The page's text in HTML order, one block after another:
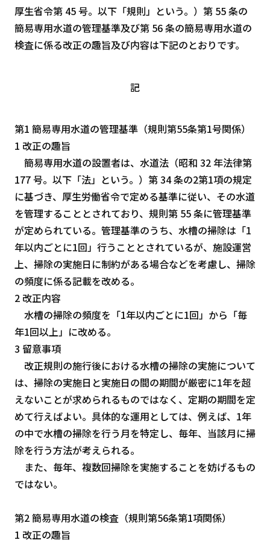
厚生省令第 45 号。以下「規則」という。）第 55 条の
簡易専用水道の管理基準及び第 56 条の簡易専用水道の
検査に係る改正の趣旨及び内容は下記のとおりです。
記
第1 簡易専用水道の管理基準（規則第55条第1号関係）
1 改正の趣旨
簡易専用水道の設置者は、水道法（昭和 32 年法律第
177 号。以下「法」という。）第 34 条の2第1項の規定
に基づき、厚生労働省令で定める基準に従い、その水道
を管理することとされており、規則第 55 条に管理基準
が定められている。管理基準のうち、水槽の掃除は「1
年以内ごとに1回」行うこととされているが、施設運営
上、掃除の実施日に制約がある場合などを考慮し、掃除
の頻度に係る記載を改める。
2 改正内容
水槽の掃除の頻度を「1年以内ごとに1回」から「毎
年1回以上」に改める。
3 留意事項
改正規則の施行後における水槽の掃除の実施について
は、掃除の実施日と実施日の間の期間が厳密に1年を超
えないことが求められるものではなく、定期の期間を定
めて行えばよい。具体的な運用としては、例えば、1年
の中で水槽の掃除を行う月を特定し、毎年、当該月に掃
除を行う方法が考えられる。
また、毎年、複数回掃除を実施することを妨げるもの
ではない。
第2 簡易専用水道の検査（規則第56条第1項関係）
1 改正の趣旨